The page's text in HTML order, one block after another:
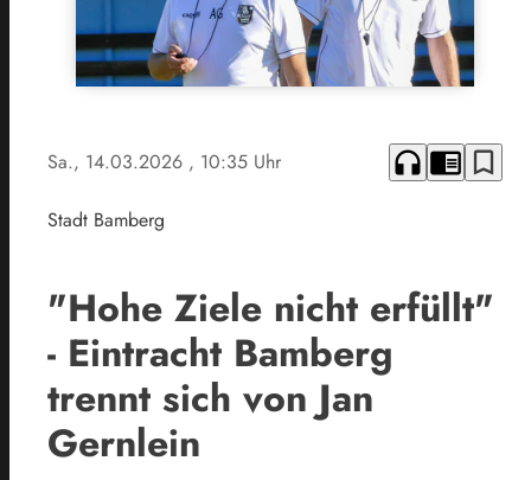
Sa., 14.03.2026 , 10:35 Uhr headphones chrome_reader_mode bookmark_border
Stadt Bamberg
"Hohe Ziele nicht erfüllt"
- Eintracht Bamberg
trennt sich von Jan
Gernlein